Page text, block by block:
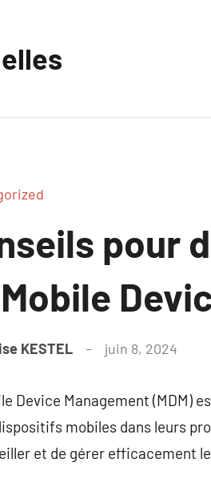
pour
KESTEL juin 8, 2024
Device Management (MDM)
mobiles dans leurs
et de gérer efficacement